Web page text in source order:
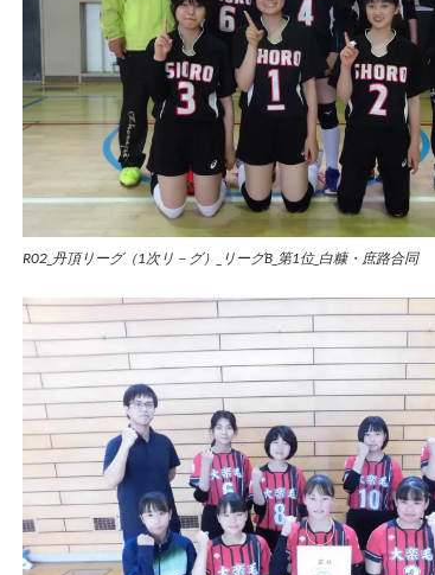
R02_丹頂リーグ（1次リ－グ）_リーグB_第1位_白糠・庶路合同